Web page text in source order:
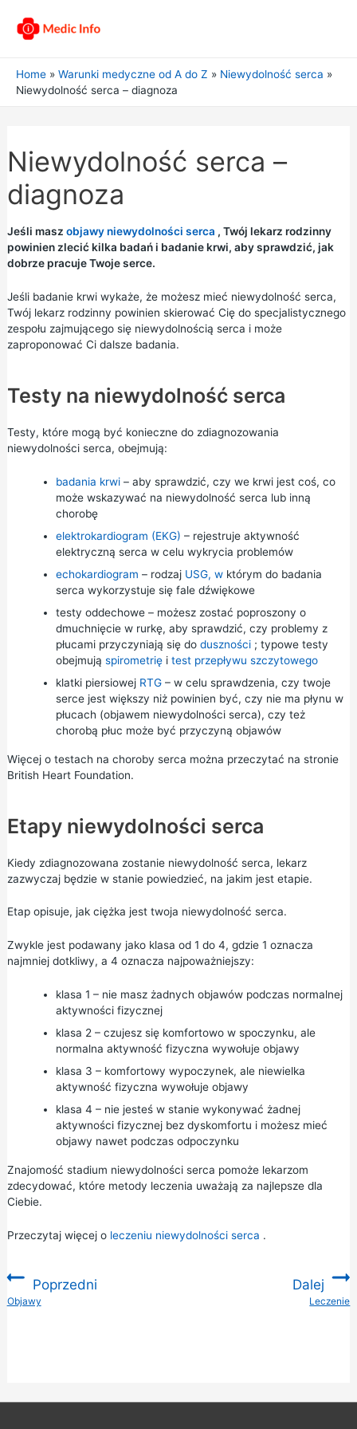
Home Warunki medyczne od A do Z
Niewydolność serca
Niewydolność serca – diagnoza
Niewydolność serca –
diagnoza
Jeśli masz objawy niewydolności serca , Twój lekarz rodzinny
powinien zlecić kilka badań i badanie krwi, aby sprawdzić, jak
dobrze pracuje Twoje serce.
Jeśli badanie krwi wykaże, że możesz mieć niewydolność serca,
Twój lekarz rodzinny powinien skierować Cię do specjalistycznego
zespołu zajmującego się niewydolnością serca i może
zaproponować Ci dalsze badania.
Testy na niewydolność serca
Testy, które mogą być konieczne do zdiagnozowania
niewydolności serca, obejmują:
badania krwi– aby sprawdzić, czy we krwi jest coś, co
może wskazywać na niewydolność serca lub inną
chorobę
elektrokardiogram (EKG) – rejestruje aktywność
elektryczną serca w celu wykrycia problemów
echokardiogram – rodzaj USG, wktórym do badania
serca wykorzystuje się fale dźwiękowe
testy oddechowe – możesz zostać poproszony o
dmuchnięcie w rurkę, aby sprawdzić, czy problemy z
płucami przyczyniają się do duszności; typowe testy
obejmują spirometrięi test przepływu szczytowego
klatki piersiowej RTG– w celu sprawdzenia, czy twoje
serce jest większy niż powinien być, czy nie ma płynu w
płucach (objawem niewydolności serca), czy też
chorobą płuc może być przyczyną objawów
Więcej o testach na choroby serca można przeczytać na stronie
British Heart Foundation.
Etapy niewydolności serca
Kiedy zdiagnozowana zostanie niewydolność serca, lekarz
zazwyczaj będzie w stanie powiedzieć, na jakim jest etapie.
Etap opisuje, jak ciężka jest twoja niewydolność serca.
Zwykle jest podawany jako klasa od 1 do 4, gdzie 1 oznacza
najmniej dotkliwy, a 4 oznacza najpoważniejszy:
klasa 1 – nie masz żadnych objawów podczas normalnej
aktywności fizycznej
klasa 2 – czujesz się komfortowo w spoczynku, ale
normalna aktywność fizyczna wywołuje objawy
klasa 3 – komfortowy wypoczynek, ale niewielka
aktywność fizyczna wywołuje objawy
klasa 4 – nie jesteś w stanie wykonywać żadnej
aktywności fizycznej bez dyskomfortu i możesz mieć
objawy nawet podczas odpoczynku
Znajomość stadium niewydolności serca pomoże lekarzom
zdecydować, które metody leczenia uważają za najlepsze dla
Ciebie.
Przeczytaj więcej o leczeniu niewydolności serca .
Poprzedni
:Objawy
Dalej
Leczenie